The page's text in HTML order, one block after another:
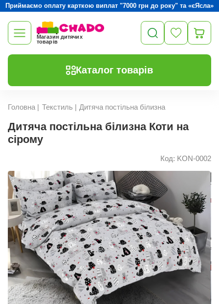
Приймаємо оплату карткою виплат "7000 грн до року" та «єЯсла»
Магазин дитячих
товарів
Каталог товарів
Головна | Текстиль | Дитяча постільна білизна
Дитяча постільна білизна Коти на
сірому
Код: KON-0002